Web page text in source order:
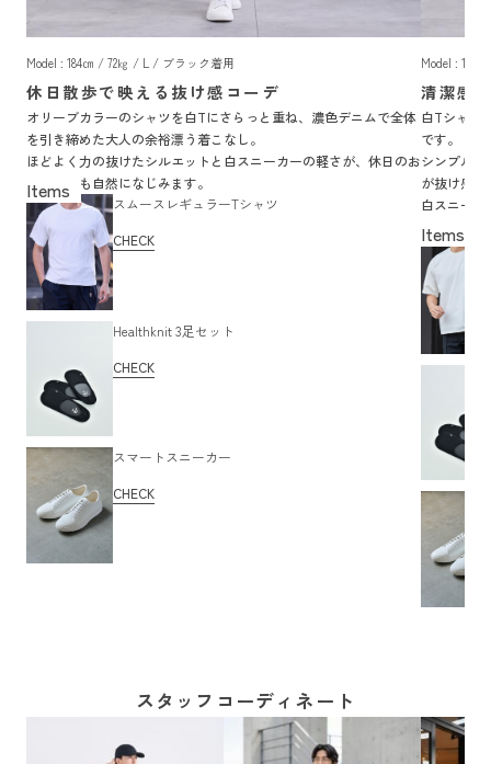
Model : 184㎝ / 72㎏ / L / ブラック着用
休日散歩で映える抜け感コーデ
オリーブカラーのシャツを白Tにさらっと重ね、濃色デニムで全体
を引き締めた大人の余裕漂う着こなし。
ほどよく力の抜けたシルエットと白スニーカーの軽さが、休日のお
出かけにも自然になじみます。
スムースレギュラーTシャツ
CHECK
Healthknit 3足セット
CHECK
スマートスニーカー
CHECK
Model : 184
清潔感
白Tシャツ
です。
シンプル
が抜け感を
白スニー
ます。
スタッフコーディネート